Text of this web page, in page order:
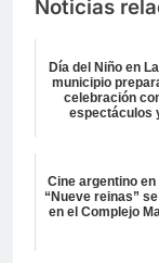
Noticias
Día del Niño en
municipio
celebración
espectáculos
Cine argentino en
“Nueve reinas”
en el Complejo